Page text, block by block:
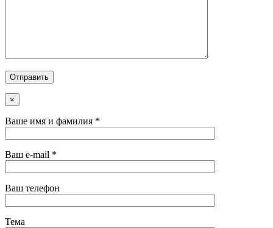
×
Ваше имя и фамилия *
Ваш e-mail *
Ваш телефон
Тема